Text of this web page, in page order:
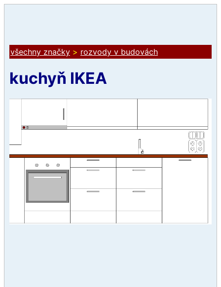
všechny značky > rozvody v budovách
kuchyň IKEA